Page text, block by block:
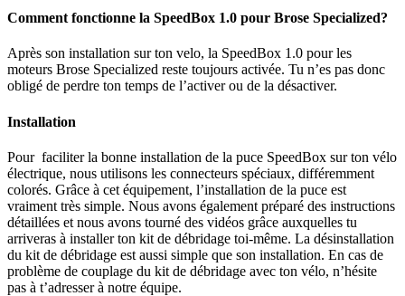
Comment fonctionne la SpeedBox 1.0 pour Brose Specialized?
Après son installation sur ton velo, la SpeedBox 1.0 pour les
moteurs Brose Specialized reste toujours activée. Tu n’es pas donc
obligé de perdre ton temps de l’activer ou de la désactiver.
Installation
Pour faciliter la bonne installation de la puce SpeedBox sur ton vélo
électrique, nous utilisons les connecteurs spéciaux, différemment
colorés. Grâce à cet équipement, l’installation de la puce est
vraiment très simple. Nous avons également préparé des instructions
détaillées et nous avons tourné des vidéos grâce auxquelles tu
arriveras à installer ton kit de débridage toi-même. La désinstallation
du kit de débridage est aussi simple que son installation. En cas de
problème de couplage du kit de débridage avec ton vélo, n’hésite
pas à t’adresser à notre équipe.